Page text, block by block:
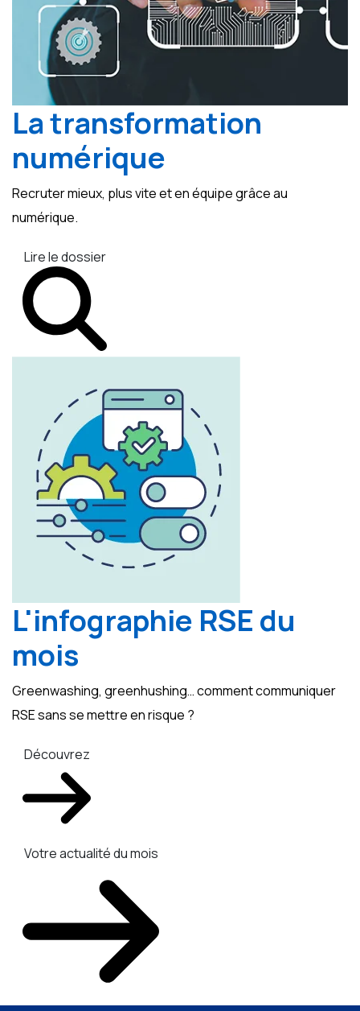
La transformation
numérique
Recruter mieux, plus vite et en équipe grâce au
numérique.
Lire le dossier
L'infographie RSE du
mois
Greenwashing, greenhushing… comment communiquer
RSE sans se mettre en risque ?
Découvrez
Votre actualité du mois